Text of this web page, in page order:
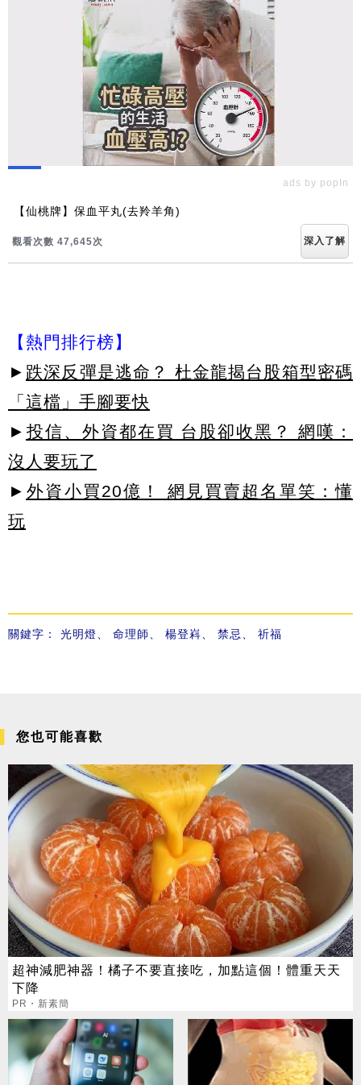
ads by popIn
【仙桃牌】保血平丸(去羚羊角)
觀看次數 47,646次 深入了解
【熱門排行榜】
► 跌深反彈是逃命？ 杜金龍揭台股箱型密碼
「這檔」手腳要快
► 投信、外資都在買 台股卻收黑？ 網嘆：
沒人要玩了
► 外資小買20億！ 網見買賣超名單笑：懂
玩
關鍵字： 光明燈 命理師 楊登嵙 禁忌 祈福
您也可能喜歡
超神減肥神器！橘子不要直接吃，加點這個！體重天天
下降
PR・新素簡